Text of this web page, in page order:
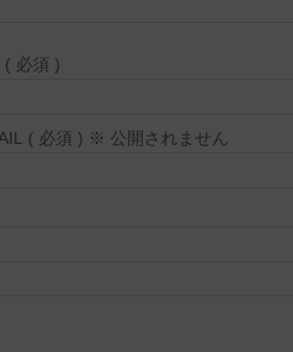
( 必須 )
( 必須 ) ※ 公開されません